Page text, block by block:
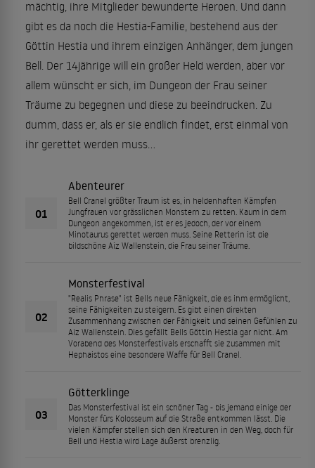
mächtig, ihre Mitglieder bewunderte Heroen. Und dann
gibt es da noch die Hestia-Familie, bestehend aus der
Göttin Hestia und ihrem einzigen Anhänger, dem jungen
Bell. Der 14jährige will ein großer Held werden, aber vor
allem wünscht er sich, im Dungeon der Frau seiner
Träume zu begegnen und diese zu beeindrucken. Zu
dumm, dass er, als er sie endlich findet, erst einmal von
ihr gerettet werden muss...
01
Abenteurer
Bell Cranel größter Traum ist es, in heldenhaften Kämpfen
Jungfrauen vor grässlichen Monstern zu retten. Kaum in dem
Dungeon angekommen, ist er es jedoch, der vor einem
Minotaurus gerettet werden muss. Seine Retterin ist die
bildschöne Aiz Wallenstein, die Frau seiner Träume.
02
Monsterfestival
"Realis Phrase" ist Bells neue Fähigkeit, die es ihm ermöglicht,
seine Fähigkeiten zu steigern. Es gibt einen direkten
Zusammenhang zwischen der Fähigkeit und seinen Gefühlen zu
Aiz Wallenstein. Dies gefällt Bells Göttin Hestia gar nicht. Am
Vorabend des Monsterfestivals erschafft sie zusammen mit
Hephaistos eine besondere Waffe für Bell Cranel.
03
Götterklinge
Das Monsterfestival ist ein schöner Tag - bis jemand einige der
Monster fürs Kolosseum auf die Straße entkommen lässt. Die
vielen Kämpfer stellen sich den Kreaturen in den Weg, doch für
Bell und Hestia wird Lage äußerst brenzlig.